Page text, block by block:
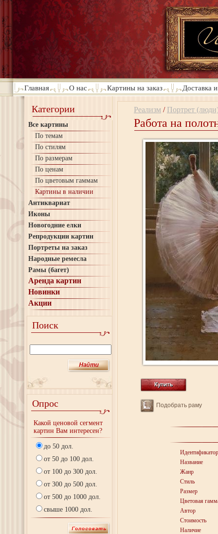
Главная О нас Картины на заказ Доставка
Категории
Все картины
По темам
По стилям
По размерам
По ценам
По цветовым гаммам
Картины в наличии
Антиквариат
Иконы
Новогодние елки
Репродукции картин
Портреты на заказ
Народные ремесла
Рамы (багет)
Аренда картин
Новинки
Акции
Поиск
Опрос
Какой ценовой сегмент
картин Вам интересен?
до 50 дол.
от 50 до 100 дол.
от 100 до 300 дол.
от 300 до 500 дол.
от 500 до 1000 дол.
свыше 1000 дол.
Реализм / Портрет
Работа на
Подобрать раму
Идентификатор
Название
Жанр
Стиль
Размер
Цветовая
Автор
Стоимость
Наличие